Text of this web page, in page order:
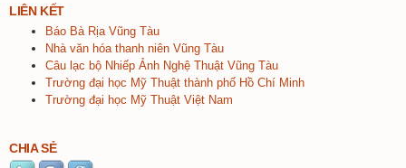
LIÊN KẾT
Báo Bà Rịa Vũng Tàu
Nhà văn hóa thanh niên Vũng Tàu
Câu lạc bộ Nhiếp Ảnh Nghệ Thuật Vũng Tàu
Trường đại học Mỹ Thuật thành phố Hồ Chí Minh
Trường đại học Mỹ Thuật Việt Nam
CHIA SẺ